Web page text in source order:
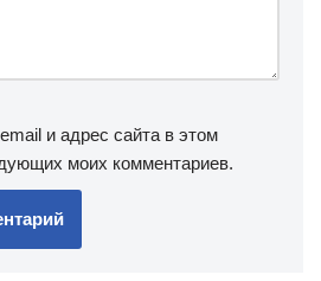
и адрес сайта в этом
моих комментариев.